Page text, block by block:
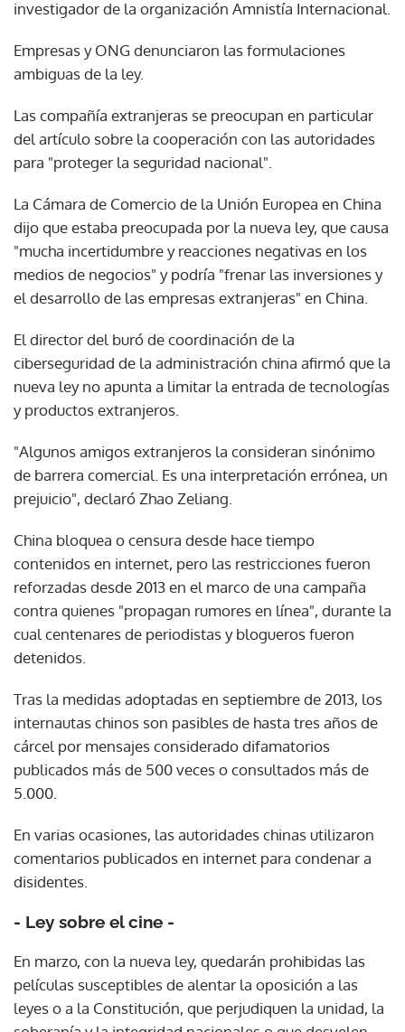
investigador de la organización Amnistía Internacional.
Empresas y ONG denunciaron las formulaciones
ambiguas de la ley.
Las compañía extranjeras se preocupan en particular
del artículo sobre la cooperación con las autoridades
para "proteger la seguridad nacional".
La Cámara de Comercio de la Unión Europea en China
dijo que estaba preocupada por la nueva ley, que causa
"mucha incertidumbre y reacciones negativas en los
medios de negocios" y podría "frenar las inversiones y
el desarrollo de las empresas extranjeras" en China.
El director del buró de coordinación de la
ciberseguridad de la administración china afirmó que la
nueva ley no apunta a limitar la entrada de tecnologías
y productos extranjeros.
"Algunos amigos extranjeros la consideran sinónimo
de barrera comercial. Es una interpretación errónea, un
prejuicio", declaró Zhao Zeliang.
China bloquea o censura desde hace tiempo
contenidos en internet, pero las restricciones fueron
reforzadas desde 2013 en el marco de una campaña
contra quienes "propagan rumores en línea", durante la
cual centenares de periodistas y blogueros fueron
detenidos.
Tras la medidas adoptadas en septiembre de 2013, los
internautas chinos son pasibles de hasta tres años de
cárcel por mensajes considerado difamatorios
publicados más de 500 veces o consultados más de
5.000.
En varias ocasiones, las autoridades chinas utilizaron
comentarios publicados en internet para condenar a
disidentes.
- Ley sobre el cine -
En marzo, con la nueva ley, quedarán prohibidas las
películas susceptibles de alentar la oposición a las
leyes o a la Constitución, que perjudiquen la unidad, la